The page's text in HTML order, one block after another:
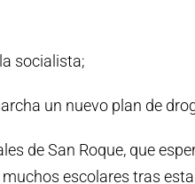
socialista;
un nuevo plan de
de San Roque, que
escolares tras